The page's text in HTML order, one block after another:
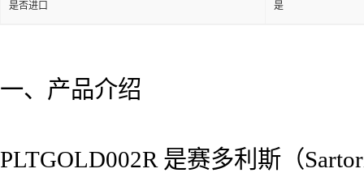
是否进口 是
一、产品介绍
PLTGOLD002R 是赛多利斯（